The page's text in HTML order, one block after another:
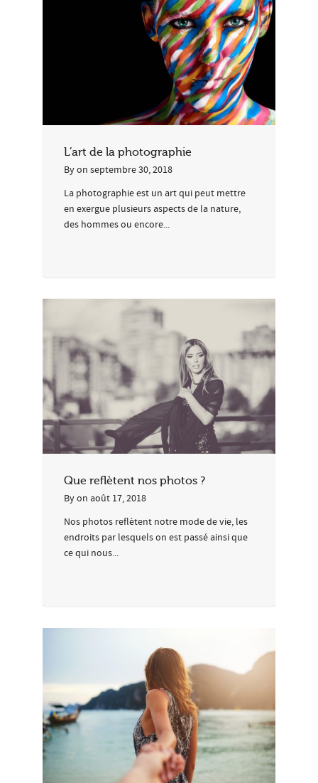
L’art de la photographie
Byon septembre 30, 2018
La photographie est un art qui peut mettre
en exergue plusieurs aspects de la nature,
des hommes ou encore...
Que reflètent nos photos ?
Byon août 17, 2018
Nos photos reflètent notre mode de vie, les
endroits par lesquels on est passé ainsi que
ce qui nous...